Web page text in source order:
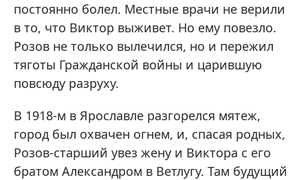
постоянно болел. Местные врачи не верили
в то, что Виктор выживет. Но ему повезло.
Розов не только вылечился, но и пережил
тяготы Гражданской войны и царившую
повсюду разруху.
В 1918-м в Ярославле разгорелся мятеж,
город был охвачен огнем, и, спасая родных,
Розов-старший увез жену и Виктора с его
братом Александром в Ветлугу. Там будущий